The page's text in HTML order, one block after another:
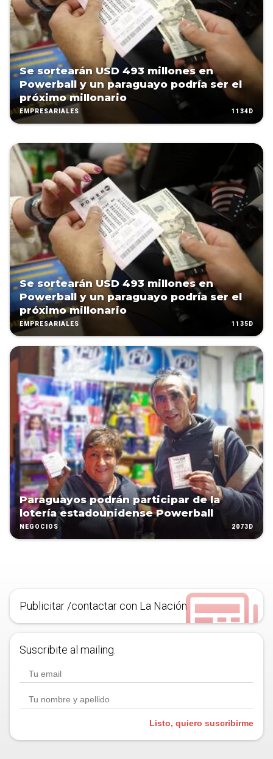
Se sortearán USD 493 millones en
Powerball y un paraguayo podría ser el
próximo millonario
EMPRESARIALES 1134D
Se sortearán USD 493 millones en
Powerball y un paraguayo podría ser el
próximo millonario
EMPRESARIALES 1135D
Paraguayos podrán participar de la
lotería estadounidense Powerball
NEGOCIOS 2073D
Publicitar /contactar con La Nación
Suscribite al mailing.
Listo, quiero suscribirme